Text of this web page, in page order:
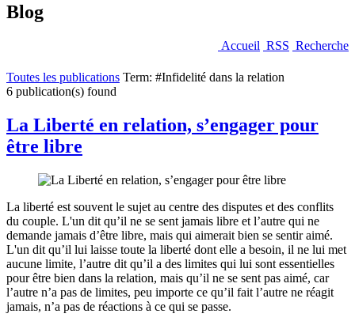
Blog
Accueil RSS Recherche
Toutes les publications Term: #Infidelité dans la relation
6 publication(s) found
La Liberté en relation, s’engager pour
être libre
La liberté est souvent le sujet au centre des disputes et des conflits
du couple. L'un dit qu’il ne se sent jamais libre et l’autre qui ne
demande jamais d’être libre, mais qui aimerait bien se sentir aimé.
L'un dit qu’il lui laisse toute la liberté dont elle a besoin, il ne lui met
aucune limite, l’autre dit qu’il a des limites qui lui sont essentielles
pour être bien dans la relation, mais qu’il ne se sent pas aimé, car
l’autre n’a pas de limites, peu importe ce qu’il fait l’autre ne réagit
jamais, n’a pas de réactions à ce qui se passe.